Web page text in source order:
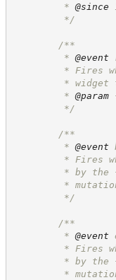
* @since
*/
/**
* @event
* Fires when
* widget that
* @param
*/
/**
* @event
* Fires
* by the
* mutations
*/
/**
* @event
* Fires
* by the
* mutations